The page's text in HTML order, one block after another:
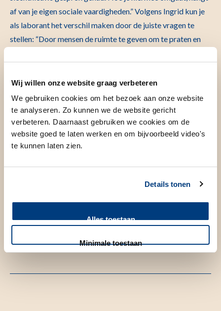
Wij willen onze website graag verbeteren
We gebruiken cookies om het bezoek aan onze website
te analyseren. Zo kunnen we de website gericht
verbeteren. Daarnaast gebruiken we cookies om de
website goed te laten werken en om bijvoorbeeld video's
te kunnen laten zien.
Details tonen
Alles toestaan
Minimale toestaan
af van je eigen sociale vaardigheden.” Volgens Ingrid kun je
als laborant het verschil maken door de juiste vragen te
stellen: “Door mensen de ruimte te geven om te praten en
verschil kunnen maken.
Belang van zorgzaamheid en empathie
Het belang van zorgzaamheid en empathie wordt
benadrukt in deze rol. Ingrid adviseert om vanuit jezelf te
kijken als je dit werk doet: “Ik vraag me altijd af hoe ik zelf
patiënt, heb je volgens Ingrid aanleg voor dit vak: “Wanneer
gehaald. Dan kan ik trots zijn op mijn werk."